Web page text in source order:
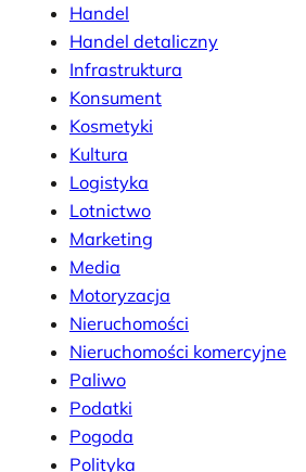
Handel
Handel detaliczny
Infrastruktura
Konsument
Kosmetyki
Kultura
Logistyka
Lotnictwo
Marketing
Media
Motoryzacja
Nieruchomości
Nieruchomości komercyjne
Paliwo
Podatki
Pogoda
Polityka